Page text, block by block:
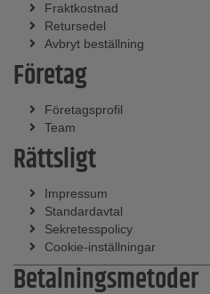
Fraktkostnad
Retursedel
Avbryt beställning
Företag
Företagsprofil
Team
Rättsligt
Impressum
Standardavtal
Sekretesspolicy
Cookie-inställningar
Betalningsmetoder